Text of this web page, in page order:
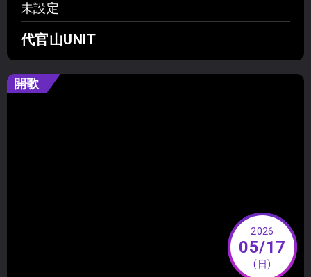
未設定
代官山UNIT
開歌
2026
05/17
(日)